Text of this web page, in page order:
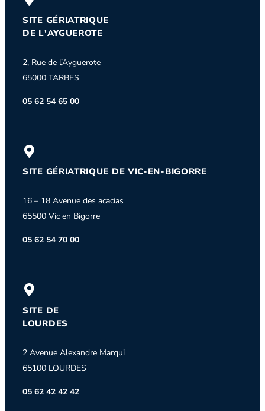
SITE GÉRIATRIQUE
DE L'AYGUEROTE
2, Rue de l’Ayguerote
65000 TARBES
05 62 54 65 00
SITE GÉRIATRIQUE DE VIC-EN-BIGORRE
16 – 18 Avenue des acacias
65500 Vic en Bigorre
05 62 54 70 00
SITE DE
LOURDES
2 Avenue Alexandre Marqui
65100 LOURDES
05 62 42 42 42